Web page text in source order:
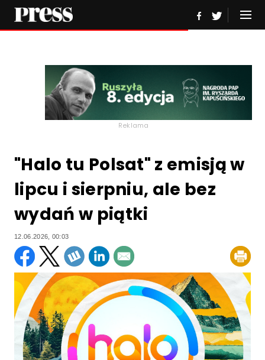
Reklama
"Halo tu Polsat" z emisją w
lipcu i sierpniu, ale bez
wydań w piątki
12.06.2026, 00:03